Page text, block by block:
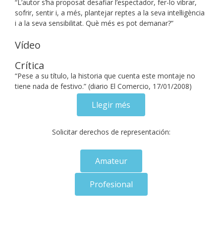
“L’autor s’ha proposat desafiar l’espectador, fer-lo vibrar,
sofrir, sentir i, a més, plantejar reptes a la seva intel·ligència
i a la seva sensibilitat. Què més es pot demanar?”
Vídeo
Crítica
“Pese a su título, la historia que cuenta este montaje no
tiene nada de festivo.” (diario El Comercio, 17/01/2008)
Llegir més
Solicitar derechos de representación:
Amateur
Profesional